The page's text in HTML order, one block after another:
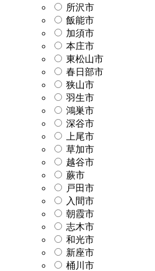
所沢市
飯能市
加須市
本庄市
東松山市
春日部市
狭山市
羽生市
鴻巣市
深谷市
上尾市
草加市
越谷市
蕨市
戸田市
入間市
朝霞市
志木市
和光市
新座市
桶川市